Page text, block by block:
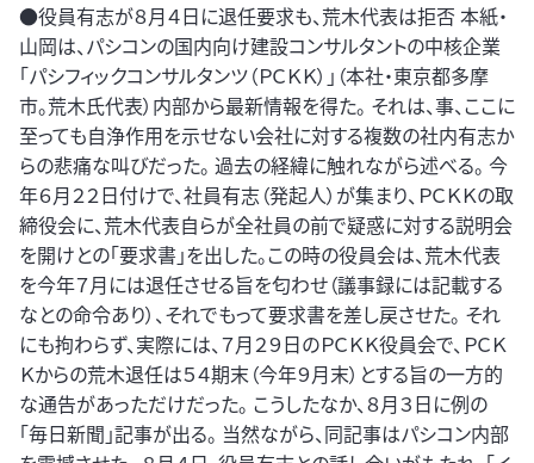
●役員有志が８月４日に退任要求も、荒木代表は拒否 本紙・
山岡は、パシコンの国内向け建設コンサルタントの中核企業
「パシフィックコンサルタンツ（ＰＣＫＫ）」（本社・東京都多摩
市。荒木氏代表）内部から最新情報を得た。 それは、事、ここに
至っても自浄作用を示せない会社に対する複数の社内有志か
らの悲痛な叫びだった。 過去の経緯に触れながら述べる。 今
年６月２２日付けで、社員有志（発起人）が集まり、ＰＣＫＫの取
締役会に、荒木代表自らが全社員の前で疑惑に対する説明会
を開けとの「要求書」を出した。この時の役員会は、荒木代表
を今年７月には退任させる旨を匂わせ（議事録には記載する
なとの命令あり）、それでもって要求書を差し戻させた。 それ
にも拘わらず、実際には、７月２９日のＰＣＫＫ役員会で、ＰＣＫ
Ｋからの荒木退任は５４期末（今年９月末）とする旨の一方的
な通告があっただけだった。 こうしたなか、８月３日に例の
「毎日新聞」記事が出る。 当然ながら、同記事はパシコン内部